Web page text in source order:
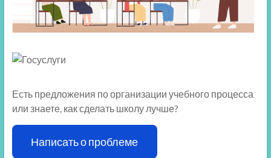
Есть предложения по организации учебного процесса
или знаете, как сделать школу лучше?
Написать о проблеме